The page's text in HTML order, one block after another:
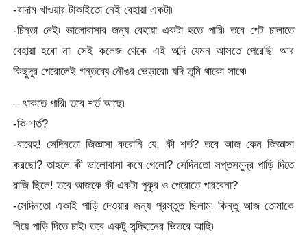
-বাদাম খাওয়ার টাকাইতো নেই বেহায়া একটা৷
-চিন্তা নেই৷ ভালোবাসার জন্য বেহায়া একটা হতে পারি৷ তবে পেট চালাতে
বেহায়া হবো না৷ সেই কলেজ থেকে এই অব্দি যেমন আসতে পেরেছি৷ আর
কিছুদূর পেরোলেই গন্তব্যে নৌঙর ভেড়াবো৷ যদি তুমি থাকো সাথে৷
– থাকতে পারি৷ তবে শর্ত আছে৷
-কি শর্ত?
-বারেহ! সেদিনতো জিজ্ঞাসা করোনি যে, কী শর্ত? তবে আজ কেন জিজ্ঞাসা
করছো? তাহলে কী ভালোবাসা কমে গেলো? সেদিনতো সপ্তসমুদ্র পাড়ি দিতে
রাজি ছিলে! তবে আজকে কী একটা পুকুর ও পেরোতে পারবেনা?
-সেদিনতো একাই পাড়ি দেওয়ার জন্য প্রস্তুত ছিলাম৷ কিন্তু আজ তোমাকে
নিয়ে পাড়ি দিতে চাই৷ তবে একটু সন্দিহানের ভিতরে আছি৷